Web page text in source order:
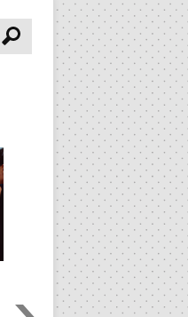
Pesquisar
02.08.2026
PORTUGAL BEACH
Seguinte